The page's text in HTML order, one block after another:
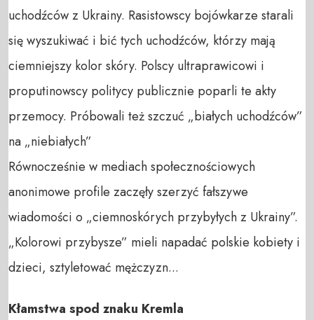
uchodźców z Ukrainy. Rasistowscy bojówkarze starali
się wyszukiwać i bić tych uchodźców, którzy mają
ciemniejszy kolor skóry. Polscy ultraprawicowi i
proputinowscy politycy publicznie poparli te akty
przemocy. Próbowali też szczuć „białych uchodźców”
na „niebiałych”
Równocześnie w mediach społecznościowych
anonimowe profile zaczęły szerzyć fałszywe
wiadomości o „ciemnoskórych przybyłych z Ukrainy”.
„Kolorowi przybysze” mieli napadać polskie kobiety i
dzieci, sztyletować mężczyzn...
Kłamstwa spod znaku Kremla